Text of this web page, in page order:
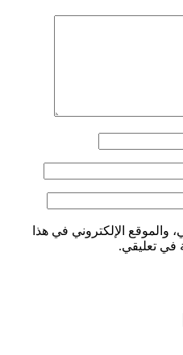
والموقع الإلكتروني في هذا
في تعليقي.